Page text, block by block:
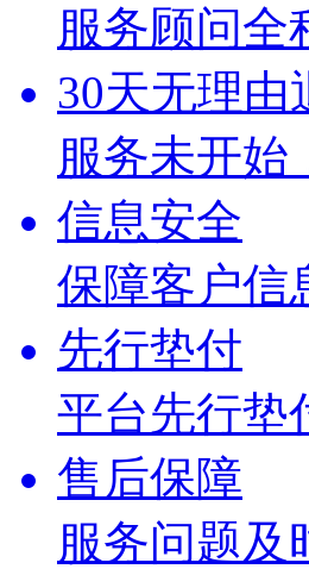
服务顾问全
30天无理由
服务未开始
信息安全
保障客户信
先行垫付
平台先行垫
售后保障
服务问题及